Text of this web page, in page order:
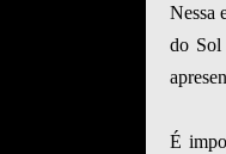
Nessa
do Sol
É